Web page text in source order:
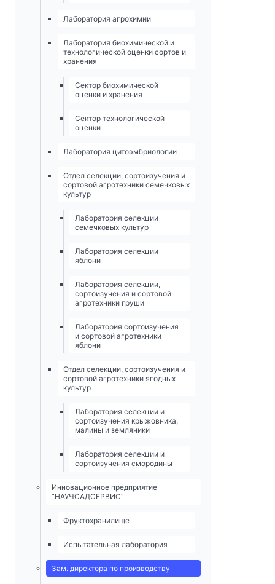
Лаборатория агрохимии
Лаборатория биохимической и
технологической оценки сортов и
хранения
Сектор биохимической
оценки и хранения
Сектор технологической
оценки
Лаборатория цитоэмбриологии
Отдел селекции, сортоизучения и
сортовой агротехники семечковых
культур
Лаборатория селекции
семечковых культур
Лаборатория селекции
яблони
Лаборатория селекции,
сортоизучения и сортовой
агротехники груши
Лаборатория сортоизучения
и сортовой агротехники
яблони
Отдел селекции, сортоизучения и
сортовой агротехники ягодных
культур
Лаборатория селекции и
сортоизучения крыжовника,
малины и земляники
Лаборатория селекции и
сортоизучения смородины
Инновационное предприятие
“НАУЧСАДСЕРВИС”
Фруктохранилище
Испытательная лаборатория
Зам. директора по производству